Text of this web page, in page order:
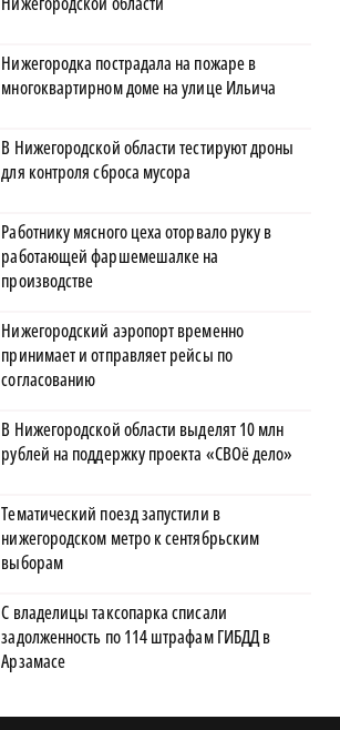
Нижегородка пострадала на пожаре в
многоквартирном доме на улице Ильича
В Нижегородской области тестируют дроны
для контроля сброса мусора
Работнику мясного цеха оторвало руку в
работающей фаршемешалке на
производстве
Нижегородский аэропорт временно
принимает и отправляет рейсы по
согласованию
В Нижегородской области выделят 10 млн
рублей на поддержку проекта «СВОё дело»
Тематический поезд запустили в
нижегородском метро к сентябрьским
выборам
С владелицы таксопарка списали
задолженность по 114 штрафам ГИБДД в
Арзамасе